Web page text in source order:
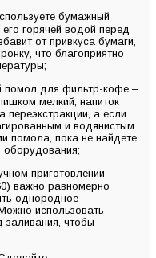
бумажный
горячей водой перед
от привкуса бумаги,
что благоприятно
помол для фильтр-кофе –
мелкий, напиток
переэкстракции, а если
и водянистым.
помола, пока не найдете
оборудования;
приготовлении
важно равномерно
однородное
использовать
заливания, чтобы